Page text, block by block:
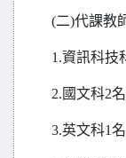
(二)代課教
1.資訊科技
2. 國文科2
3.英文科1